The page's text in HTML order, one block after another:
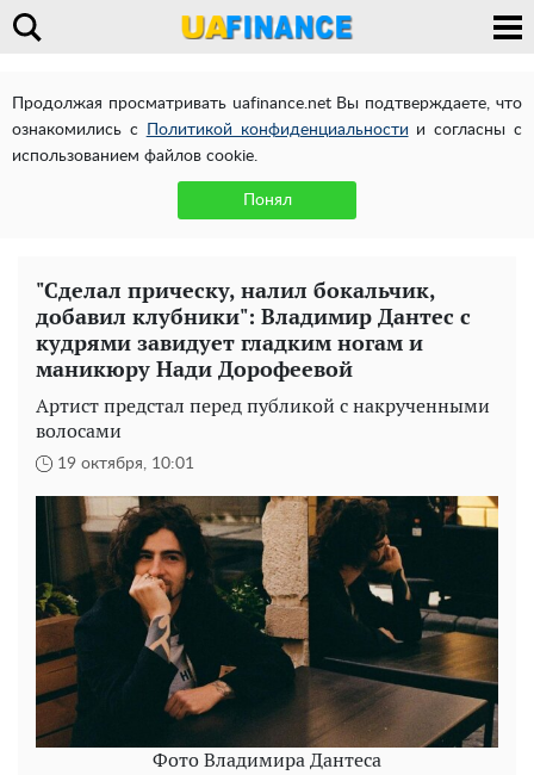
Продолжая просматривать uafinance.net Вы подтверждаете, что
ознакомились с
Политикой конфиденциальности и согласны с
использованием файлов cookie.
Понял
"Сделал прическу, налил бокальчик,
добавил клубники": Владимир Дантес с
кудрями завидует гладким ногам и
маникюру Нади Дорофеевой
Артист предстал перед публикой с накрученными
волосами
19 октября, 10:01
Фото Владимира Дантеса